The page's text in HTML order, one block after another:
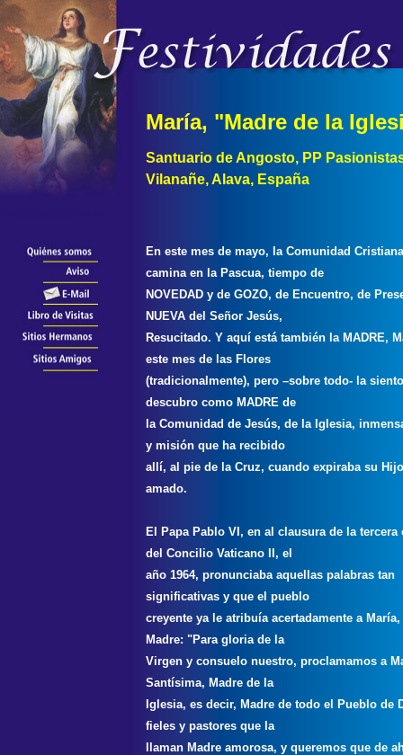
María, "Madre de la
Santuario de Angosto, PP
Vilanañe, Alava, España
En este mes de mayo, la Comunidad Cristiana
camina en la Pascua, tiempo de
NOVEDAD y de GOZO, de Encuentro, de
NUEVA del Señor Jesús,
Resucitado. Y aquí está también la MADRE,
este mes de las Flores
(tradicionalmente), pero –sobre todo- la
descubro como MADRE de
la Comunidad de Jesús, de la Iglesia,
y misión que ha recibido
allí, al pie de la Cruz, cuando expiraba su Hijo
amado.
El Papa Pablo VI, en al clausura de la tercera
del Concilio Vaticano II, el
año 1964, pronunciaba aquellas palabras tan
significativas y que el pueblo
creyente ya le atribuía acertadamente a María,
Madre: "Para gloria de la
Virgen y consuelo nuestro, proclamamos a
Santísima, Madre de la
Iglesia, es decir, Madre de todo el Pueblo de
fieles y pastores que la
llaman Madre amorosa, y queremos que de